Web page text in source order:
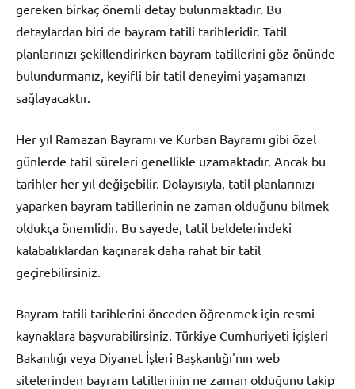
gereken birkaç önemli detay bulunmaktadır. Bu
detaylardan biri de bayram tatili tarihleridir. Tatil
planlarınızı şekillendirirken bayram tatillerini göz önünde
bulundurmanız, keyifli bir tatil deneyimi yaşamanızı
sağlayacaktır.
Her yıl Ramazan Bayramı ve Kurban Bayramı gibi özel
günlerde tatil süreleri genellikle uzamaktadır. Ancak bu
tarihler her yıl değişebilir. Dolayısıyla, tatil planlarınızı
yaparken bayram tatillerinin ne zaman olduğunu bilmek
oldukça önemlidir. Bu sayede, tatil beldelerindeki
kalabalıklardan kaçınarak daha rahat bir tatil
geçirebilirsiniz.
Bayram tatili tarihlerini önceden öğrenmek için resmi
kaynaklara başvurabilirsiniz. Türkiye Cumhuriyeti İçişleri
Bakanlığı veya Diyanet İşleri Başkanlığı'nın web
sitelerinden bayram tatillerinin ne zaman olduğunu takip